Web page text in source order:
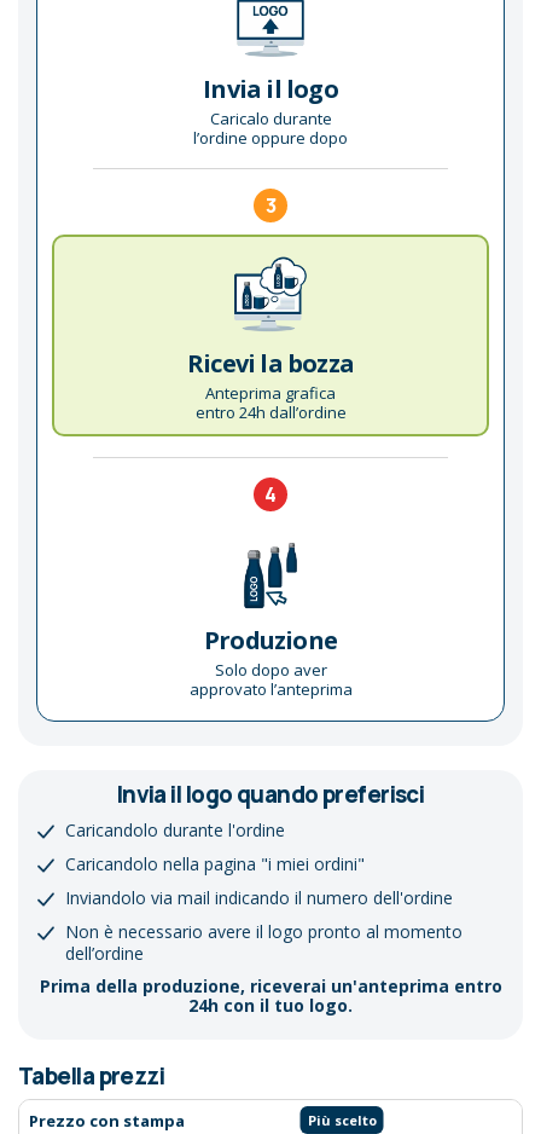
Invia il logo
Caricalo durante
l’ordine oppure dopo
3
Ricevi la bozza
Anteprima grafica
entro 24h dall’ordine
4
Produzione
Solo dopo aver
approvato l’anteprima
Invia il logo quando preferisci
Caricandolo durante l'ordine
Caricandolo nella pagina "i miei ordini"
Inviandolo via mail indicando il numero dell'ordine
Non è necessario avere il logo pronto al momento
dell’ordine
Prima della produzione, riceverai un'anteprima entro
24h con il tuo logo.
Tabella prezzi
Prezzo con stampa